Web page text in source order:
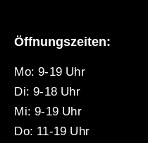
Öffnungszeiten:
Mo: 9-19 Uhr
Di: 9-18 Uhr
Mi: 9-19 Uhr
Do: 11-19 Uhr